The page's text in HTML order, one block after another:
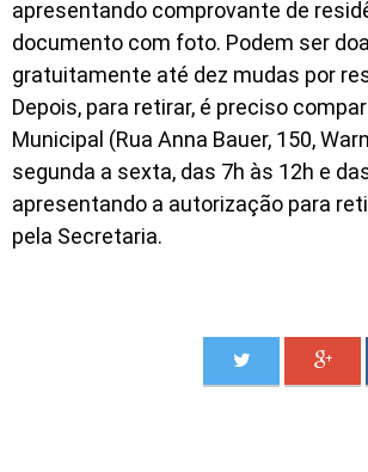
apresentando comprovante de
documento com foto. Podem ser
gratuitamente até dez mudas por
Depois, para retirar, é preciso
Municipal (Rua Anna Bauer, 150,
segunda a sexta, das 7h às 12h e
apresentando a autorização para
pela Secretaria.